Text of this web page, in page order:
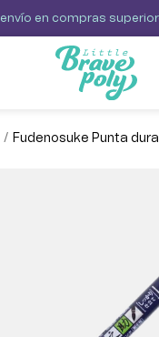
envío en compras
/ Fudenosuke Punta